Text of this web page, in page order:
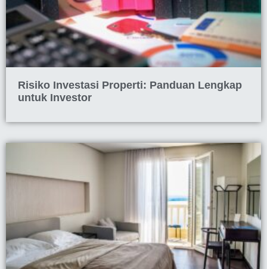
Risiko Investasi Properti: Panduan Lengkap
untuk Investor